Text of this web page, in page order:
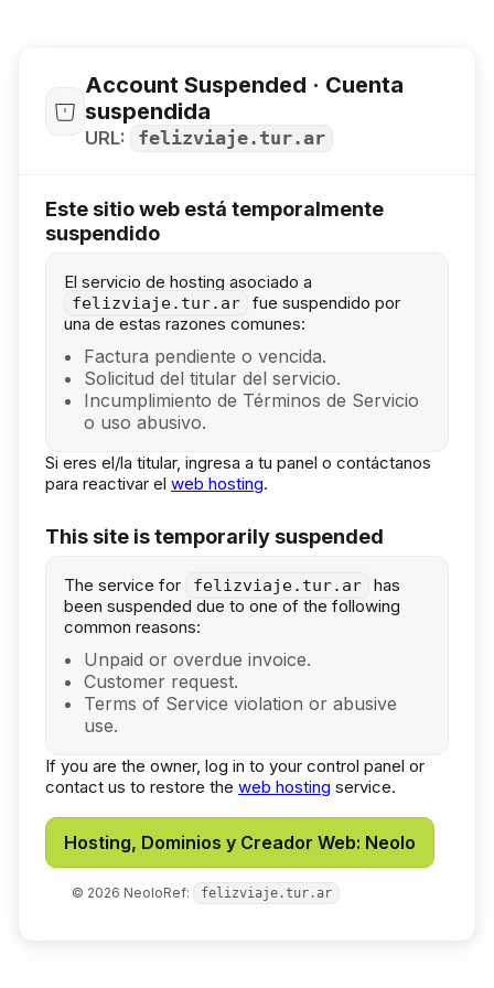
Account Suspended · Cuenta
suspendida
URL: felizviaje.tur.ar
Este sitio web está temporalmente
suspendido
El servicio de hosting asociado a
felizviaje.tur.ar
fue suspendido por
una de estas razones comunes:
Factura pendiente o vencida.
Solicitud del titular del servicio.
Incumplimiento de Términos de Servicio
o uso abusivo.
Si eres el/la titular, ingresa a tu panel o contáctanos
para reactivar el web hosting.
This site is temporarily suspended
The service for felizviaje.tur.ar
has
been suspended due to one of the following
common reasons:
Unpaid or overdue invoice.
Customer request.
Terms of Service violation or abusive
use.
If you are the owner, log in to your control panel or
contact us to restore the web hosting service.
Hosting, Dominios y Creador Web: Neolo
© 2026 NeoloRef: felizviaje.tur.ar